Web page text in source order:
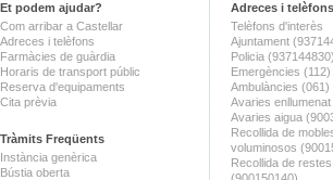
Et podem ajudar?
Com arribar a Castellar
Adreces i telèfons
Farmàcies de guàrdia
Horaris de transport públic
Reserva d'equipaments
Cita prèvia
Tràmits Freqüents
Instància genèrica
Bústia oberta
Adreces i telèfons
Telèfons d'interès
Ajuntament
Policia (937144830)
Emergències (112)
Ambulàncies (061)
Avaries
Avaries aigua
Recollida de
voluminosos
Recollida de